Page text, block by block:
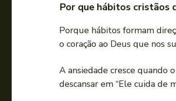
Por que hábitos cristãos
Porque hábitos formam
o coração ao Deus que nos
A ansiedade cresce quando o
descansar em “Ele cuida de